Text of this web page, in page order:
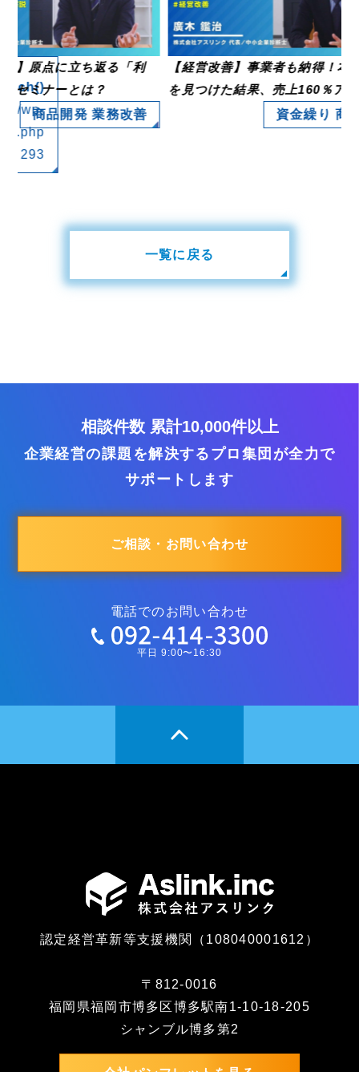
wp-
293
原点に立ち返る「利
ミナーとは？
商品開発 業務改善
【経営改善】事業者も納得！本当
を見つけた結果、売上160％アップ
資金繰り 商品
一覧に戻る
相談件数 累計10,000件以上
企業経営の課題を解決するプロ集団が全力で
サポートします
ご相談・お問い合わせ
電話でのお問い合わせ
平日 9:00〜16:30
認定経営革新等支援機関（108040001612）
〒812-0016
福岡県福岡市博多区博多駅南1-10-18-205
シャンブル博多第2